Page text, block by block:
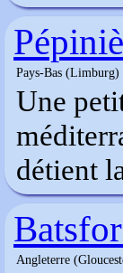
Pays-Bas (Limburg)
Une
détient
Angleterre